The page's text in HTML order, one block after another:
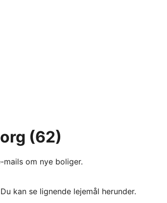
(62)
om nye boliger.
kan se lignende lejemål herunder.